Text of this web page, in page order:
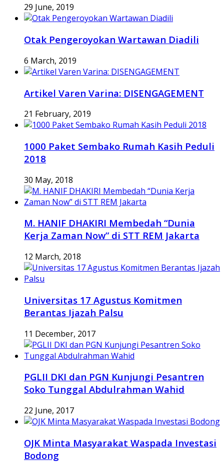
29 June, 2019
Otak Pengeroyokan Wartawan Diadili
6 March, 2019
Artikel Varen Varina: DISENGAGEMENT
21 February, 2019
1000 Paket Sembako Rumah Kasih Peduli
2018
30 May, 2018
M. HANIF DHAKIRI Membedah “Dunia
Kerja Zaman Now” di STT REM Jakarta
12 March, 2018
Universitas 17 Agustus Komitmen
Berantas Ijazah Palsu
11 December, 2017
PGLII DKI dan PGN Kunjungi Pesantren
Soko Tunggal Abdulrahman Wahid
22 June, 2017
OJK Minta Masyarakat Waspada Investasi
Bodong